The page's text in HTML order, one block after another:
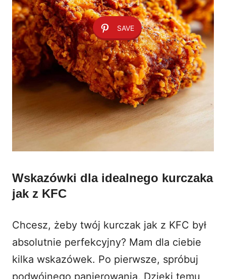
SAVE
Wskazówki dla idealnego kurczaka
jak z KFC
Chcesz, żeby twój kurczak jak z KFC był
absolutnie perfekcyjny? Mam dla ciebie
kilka wskazówek. Po pierwsze, spróbuj
podwójnego panierowania. Dzięki temu